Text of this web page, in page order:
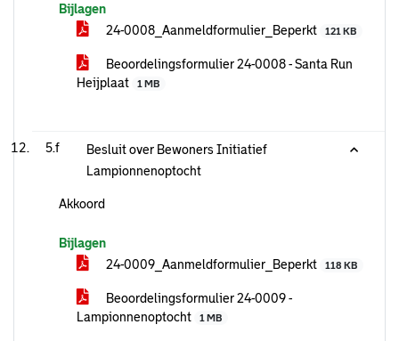
Bijlagen
24-0008_Aanmeldformulier_Beperkt
121 KB
Beoordelingsformulier 24-0008 - Santa Run
Heijplaat
1 MB
5.f
Besluit over Bewoners Initiatief
Lampionnenoptocht
Akkoord
Bijlagen
24-0009_Aanmeldformulier_Beperkt
118 KB
Beoordelingsformulier 24-0009 -
Lampionnenoptocht
1 MB